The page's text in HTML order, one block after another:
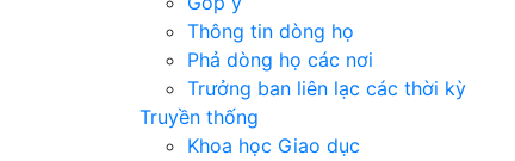
Thông tin dòng họ
Phả dòng họ các nơi
Trưởng ban liên lạc các thời kỳ
Truyền thống
Khoa học Giao dục